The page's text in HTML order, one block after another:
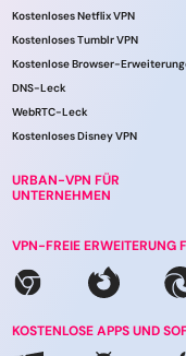
Kostenloses Netflix VPN
Kostenloses Tumblr VPN
Kostenlose Browser-
DNS-Leck
WebRTC-Leck
Kostenloses Disney VPN
URBAN-VPN FÜR
UNTERNEHMEN
VPN-FREIE ERWEITERUNG
KOSTENLOSE APPS UND